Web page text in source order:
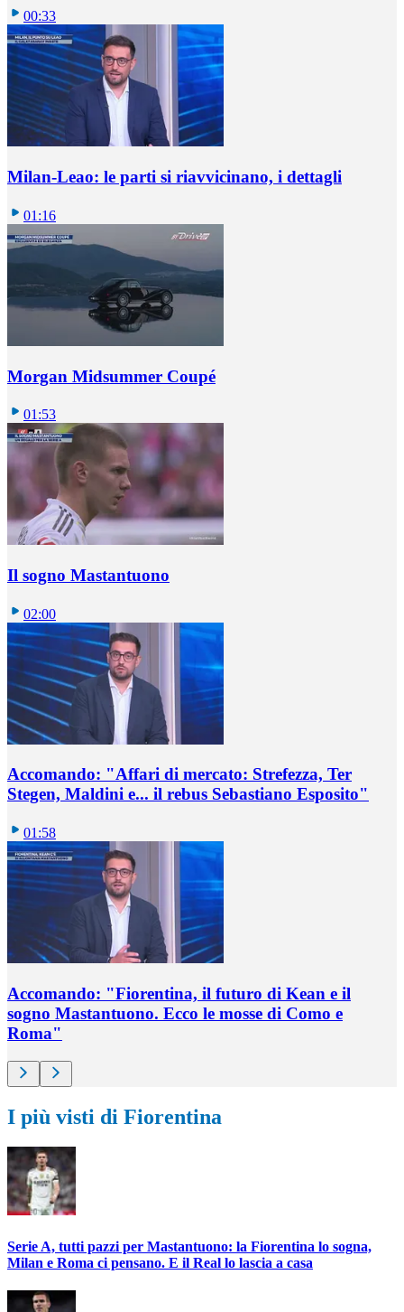
00:33
Milan-Leao: le parti si riavvicinano, i dettagli
01:16
Morgan Midsummer Coupé
01:53
Il sogno Mastantuono
02:00
Accomando: "Affari di mercato: Strefezza, Ter
Stegen, Maldini e... il rebus Sebastiano Esposito"
01:58
Accomando: "Fiorentina, il futuro di Kean e il
sogno Mastantuono. Ecco le mosse di Como e
Roma"
I più visti di Fiorentina
Serie A, tutti pazzi per Mastantuono: la Fiorentina lo sogna,
Milan e Roma ci pensano. E il Real lo lascia a casa